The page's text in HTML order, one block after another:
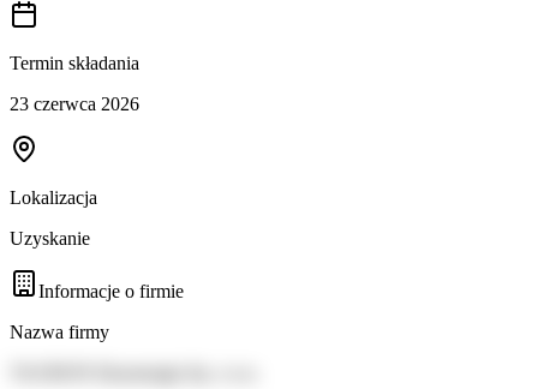
Termin składania
23 czerwca 2026
Lokalizacja
Uzyskanie
Informacje o firmie
Nazwa firmy